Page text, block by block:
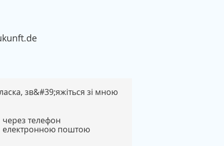
зв&#39;яжіться зі мною
через телефон
електронною поштою